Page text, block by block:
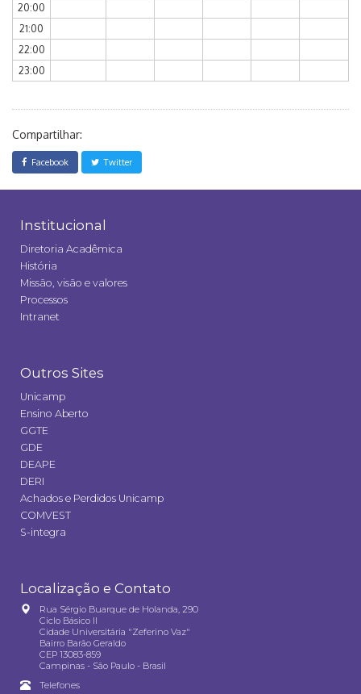
20:00
21:00
22:00
23:00
Compartilhar:
Facebook Twitter
Institucional
Diretoria Acadêmica
História
Missão, visão e valores
Processos
Intranet
Outros Sites
Unicamp
Ensino Aberto
GGTE
GDE
DEAPE
DERI
Achados e Perdidos Unicamp
COMVEST
S-integra
Localização e Contato
Rua Sérgio Buarque de Holanda, 290
Ciclo Básico II
Cidade Universitária "Zeferino Vaz"
Bairro Barão Geraldo
CEP 13083-859
Campinas - São Paulo - Brasil
Telefones